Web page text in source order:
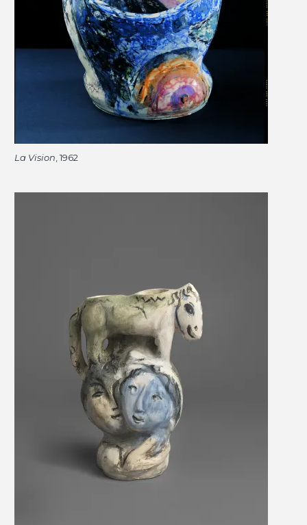
La Vision , 1962